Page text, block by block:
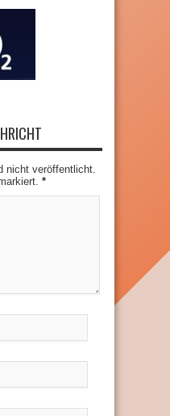
nicht veröffentlicht.
*